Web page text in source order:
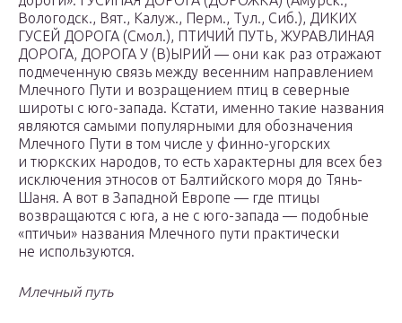
Вологодск., Вят., Калуж., Перм., Тул., Сиб.), ДИКИХ
ГУСЕЙ ДОРОГА (Смол.), ПТИЧИЙ ПУТЬ, ЖУРАВЛИНАЯ
ДОРОГА, ДОРОГА У (В)ЫРИЙ — они как раз отражают
подмеченную связь между весенним направлением
Млечного Пути и возращением птиц в северные
широты с юго-запада. Кстати, именно такие названия
являются самыми популярными для обозначения
Млечного Пути в том числе у финно-угорских
и тюркских народов, то есть характерны для всех без
исключения этносов от Балтийского моря до Тянь-
Шаня. А вот в Западной Европе — где птицы
возвращаются с юга, а не с юго-запада — подобные
«птичьи» названия Млечного пути практически
не используются.
Млечный путь